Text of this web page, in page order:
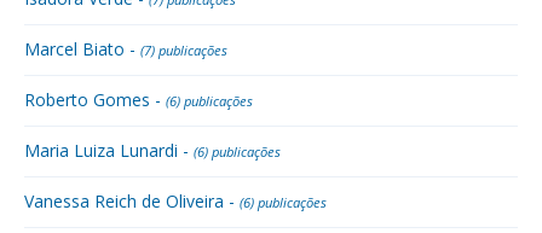
Marcel Biato - (7) publicações
Roberto Gomes - (6) publicações
Maria Luiza Lunardi - (6) publicações
Vanessa Reich de Oliveira - (6) publicações